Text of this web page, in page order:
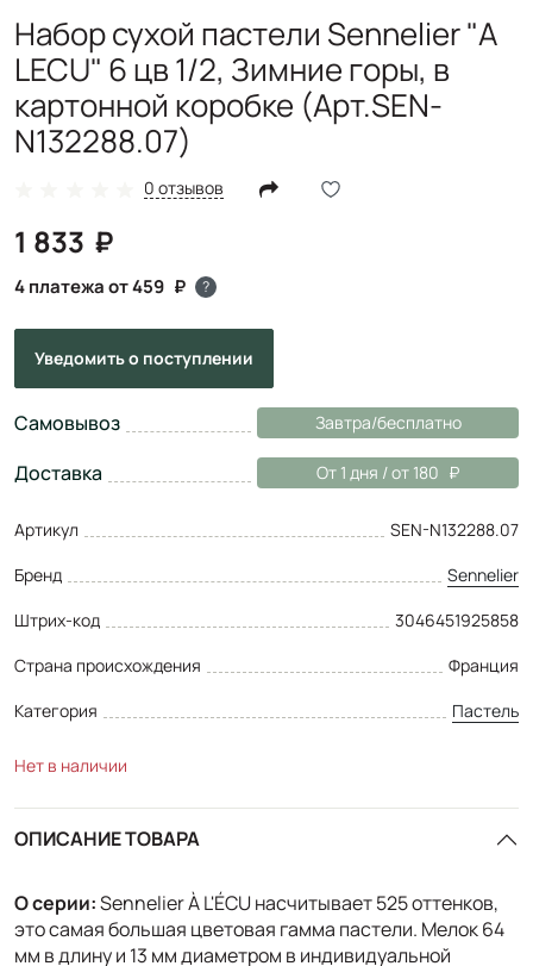
Набор сухой пастели Sennelier "A
LECU" 6 цв 1/2, Зимние горы, в
картонной коробке (Арт.SEN-
N132288.07)
0 отзывов
1 833
4 платежа от 459 ?
Уведомитьо поступлении
Самовывоз Завтра/бесплатно
Доставка От 1 дня / от 180
Артикул
SEN-N132288.07
Бренд
Sennelier
Штрих-код
3046451925858
Страна происхождения
Франция
Категория
Пастель
Нет в наличии
ОПИСАНИЕ ТОВАРА
О серии:Sennelier À L'ÉCU насчитывает 525 оттенков,
это самая большая цветовая гамма пастели. Мелок 64
мм в длину и 13 мм диаметром в индивидуальной